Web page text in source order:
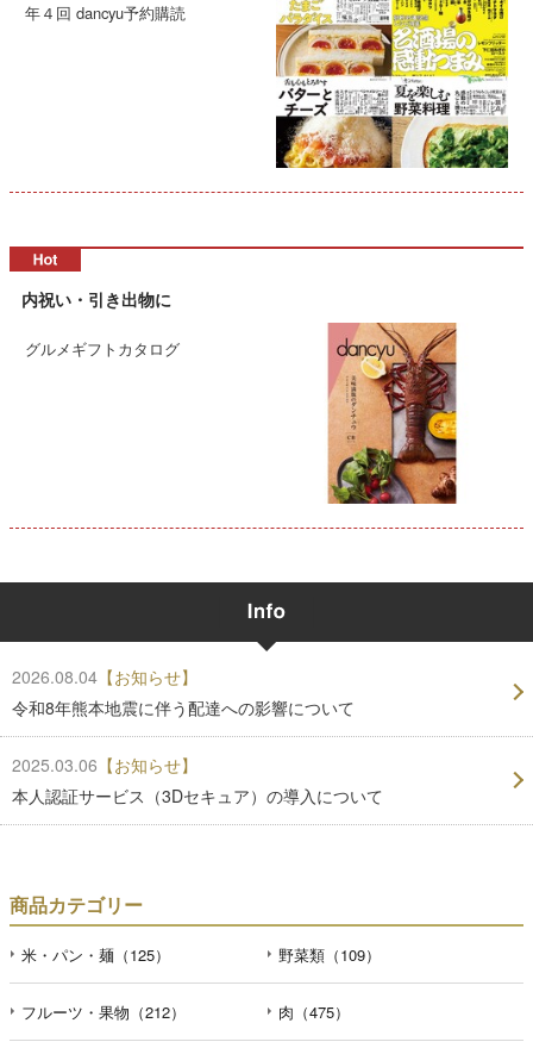
年４回 dancyu予約購読
内祝い・引き出物に
グルメギフトカタログ
2026.08.04 【お知らせ】
令和8年熊本地震に伴う配達への影響について
2025.03.06 【お知らせ】
本人認証サービス（3Dセキュア）の導入について
商品カテゴリー
米・パン・麺（125） 野菜類（109）
フルーツ・果物（212） 肉（475）